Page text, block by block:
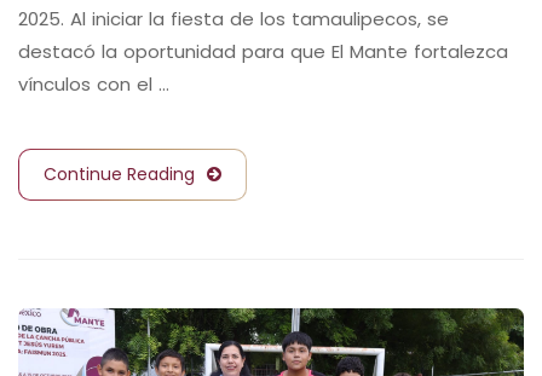
2025. Al iniciar la fiesta de los tamaulipecos, se
destacó la oportunidad para que El Mante fortalezca
vínculos con el …
Continue Reading